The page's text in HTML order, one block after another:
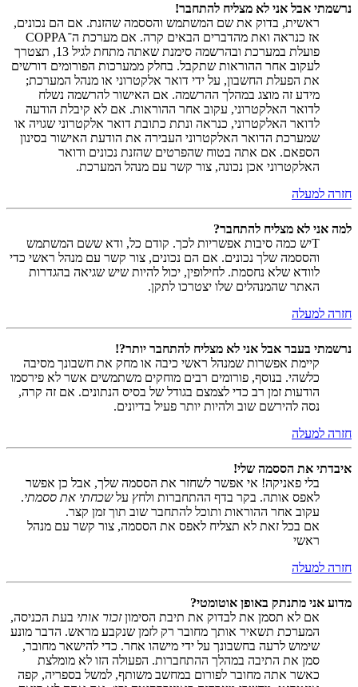
נרשמתי אבל אני לא מצליח להתחבר!
ראשית, בדוק את שם המשתמש והססמה שהזנת. אם הם נכונים,
אז כנראה ואת מהדברים הבאים קרה. אם מערכת ה־COPPA
פועלת במערכת ובהרשמה סימנת שאתה מתחת לגיל 13, תצטרך
לעקוב אחר ההוראות שתקבל. בחלק ממערכות הפורומים דורשים
את הפעלת החשבון, על ידי דואר אלקטרוני או מנהל המערכת;
מידע זה מוצג במהלך ההרשמה. אם האישור להרשמה נשלח
לדואר האלקטרוני, עקוב אחר ההוראות. אם לא קיבלת הודעה
לדואר האלקטרוני, כנראה ונתת כתובת דואר אלקטרוני שגויה או
שמערכת הדואר האלקטרוני העבירה את הודעת האישור בסינון
הספאם. אם אתה בטוח שהפרטים שהזנת נכונים ודואר
האלקטרוני אכן נכונה, צור קשר עם מנהל המערכת.
חזרה למעלה
למה אני לא מצליח להתחבר?
Tיש כמה סיבות אפשריות לכך. קודם כל, ודא ששם המשתמש
והססמה שלך נכונים. אם הם נכונים, צור קשר עם מנהל ראשי כדי
לוודא שלא נחסמת. לחילופין, יכול להיות שיש שגיאה בהגדרות
האתר שהמנהלים שלו יצטרכו לתקן.
חזרה למעלה
נרשמתי בעבר אבל אני לא מצליח להתחבר יותר?!
קיימת אפשרות שמנהל ראשי כיבה או מחק את חשבונך מסיבה
כלשהי. בנוסף, פורומים רבים מוחקים משתמשים אשר לא פירסמו
הודעות זמן רב כדי לצמצם בגודל של בסיס הנתונים. אם זה קרה,
נסה להירשם שוב ולהיות יותר פעיל בדיונים.
חזרה למעלה
איבדתי את הססמה שלי!
בלי פאניקה! אי אפשר לשחזר את הססמה שלך, אבל כן אפשר
לאפס אותה. בקר בדף ההתחברות ולחץ עלשכחתי את ססמתי.
עקוב אחר ההוראות ותוכל להתחבר שוב תוך זמן קצר.
אם בכל זאת לא תצליח לאפס את הססמה, צור קשר עם מנהל
ראשי
חזרה למעלה
מדוע אני מתנתק באופן אוטומטי?
אם לא תסמן את לבדוק את תיבת הסימוןזכור אותי בעת הכניסה,
המערכת תשאיר אותך מחובר רק לזמן שנקבע מראש. הדבר מונע
שימוש לרעה בחשבונך על ידי מישהו אחר. כדי להישאר מחובר,
סמן את התיבה במהלך ההתחברות. הפעולה הזו לא מומלצת
כאשר אתה מחובר לפורום במחשב משותף, למשל בספריה, קפה